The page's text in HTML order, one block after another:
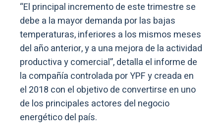
“El principal incremento de este trimestre se
debe a la mayor demanda por las bajas
temperaturas, inferiores a los mismos meses
del año anterior, y a una mejora de la actividad
productiva y comercial”, detalla el informe de
la compañía controlada por YPF y creada en
el 2018 con el objetivo de convertirse en uno
de los principales actores del negocio
energético del país.